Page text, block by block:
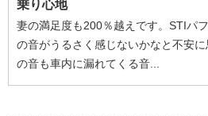
乗り心地
妻の満足度も200％越えです。STIパ
の音がうるさく感じないかなと不安
の音も車内に漏れてくる音...